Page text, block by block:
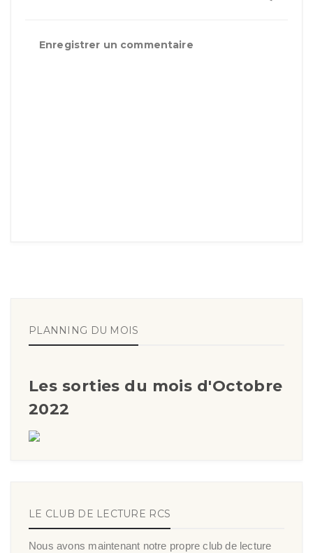
Enregistrer un commentaire
PLANNING DU MOIS
Les sorties du mois d'Octobre
2022
LE CLUB DE LECTURE RCS
Nous avons maintenant notre propre club de lecture